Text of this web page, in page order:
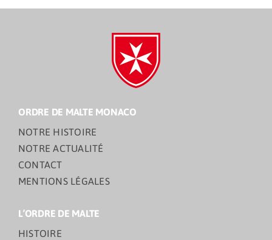
ORDRE DE MALTE MONACO
NOTRE HISTOIRE
NOTRE ACTUALITÉ
CONTACT
MENTIONS LÉGALES
L’ORDRE DE MALTE
HISTOIRE